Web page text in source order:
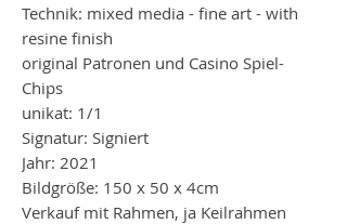
Technik: mixed media - fine art - with
resine finish
original Patronen und Casino Spiel-
Chips
unikat: 1/1
Signatur: Signiert
Jahr: 2021
Bildgröße: 150 x 50 x 4cm
Verkauf mit Rahmen, ja Keilrahmen